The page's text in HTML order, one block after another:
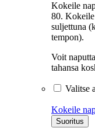
Kokeile
80. Kokeile
suljettuna
tempon).
Voit
tahansa
Valitse
Kokeile
Suoritus